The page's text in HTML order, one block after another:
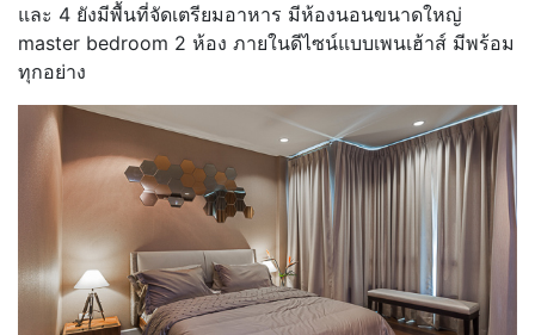
และ 4 ยังมีพื้นที่จัดเตรียมอาหาร มีห้องนอนขนาดใหญ่
master bedroom 2 ห้อง ภายในดีไซน์แบบเพนเฮ้าส์ มีพร้อม
ทุกอย่าง